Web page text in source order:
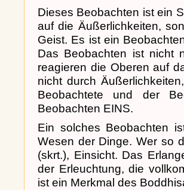
Dieses Beobachten ist ein
auf die Äußerlichkeiten,
Geist. Es ist ein
Das Beobachten ist nicht
reagieren die Oberen auf
nicht durch
Beobachtete und der
Beobachten EINS.
Ein solches Beobachten
Wesen der Dinge. Wer so
(skrt.), Einsicht. Das
der Erleuchtung, die
ist ein Merkmal des